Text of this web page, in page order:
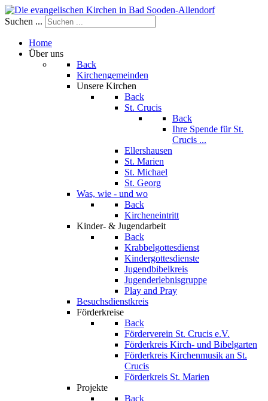
Suchen ...
Home
Über uns
Back
Kirchengemeinden
Unsere Kirchen
Back
St. Crucis
Back
Ihre Spende für St.
Crucis ...
Ellershausen
St. Marien
St. Michael
St. Georg
Was, wie - und wo
Back
Kircheneintritt
Kinder- & Jugendarbeit
Back
Krabbelgottesdienst
Kindergottesdienste
Jugendbibelkreis
Jugenderlebnisgruppe
Play and Pray
Besuchsdienstkreis
Förderkreise
Back
Förderverein St. Crucis e.V.
Förderkreis Kirch- und Bibelgarten
Förderkreis Kirchenmusik an St.
Crucis
Förderkreis St. Marien
Projekte
Back